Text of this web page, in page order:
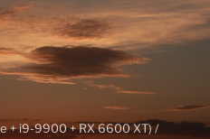
+ i9-9900 + RX 6600 XT) /